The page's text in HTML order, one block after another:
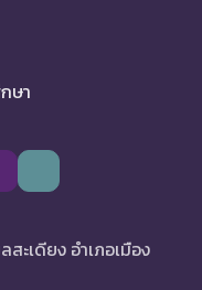
ษา
ะเดียง อำเภอเมือง